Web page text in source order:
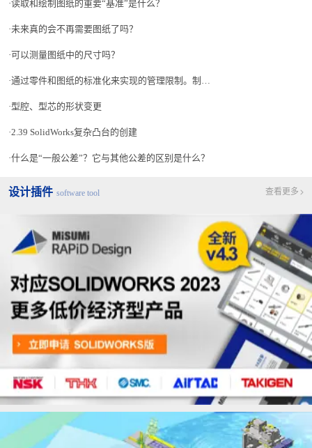
读取和绘制图纸的重要“基准”是什么？
未来真的会不再需要图纸了吗？
可以测量图纸中的尺寸吗？
通过零件和图纸的标准化来实现的管理限制。制造业的事例
型腔、型芯的形状变更
2.39 SolidWorks复杂凸台的创建
什么是“一般公差”？它与其他公差的区别是什么？
设计插件 software tool 查看更多